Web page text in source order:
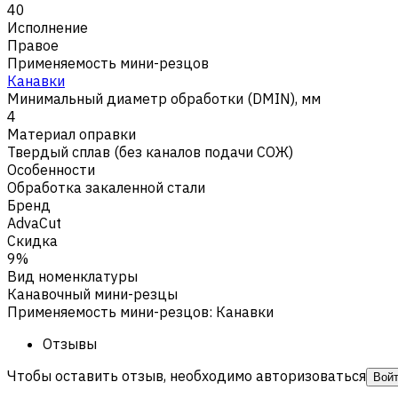
40
Исполнение
Правое
Применяемость мини-резцов
Канавки
Минимальный диаметр обработки (DMIN), мм
4
Материал оправки
Твердый сплав (без каналов подачи СОЖ)
Особенности
Обработка закаленной стали
Бренд
AdvaCut
Скидка
9%
Вид номенклатуры
Канавочный мини-резцы
Применяемость мини-резцов: Канавки
Отзывы
Чтобы оставить отзыв, необходимо авторизоваться